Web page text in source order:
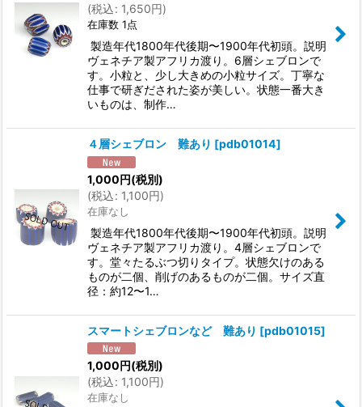
(税込: 1,650円)
在庫数 1点
製造年代1800年代後期〜1900年代初頭。説明
ヴェネチア製アフリカ渡り。6層シェブロンで
す。小粒と、少し大きめの小粒サイズ。丁寧な
仕事で研ぎだされた姿が美しい。状態一番大き
いものは、制作…
４層シェブロン 難あり [pdb01014]
1,000円(税別)
(税込: 1,100円)
在庫なし
製造年代1800年代後期〜1900年代初頭。説明
ヴェネチア製アフリカ渡り。4層シェブロンで
す。堂々たるぶつ切りタイプ。状態欠けのある
ものが二個、削げのあるものが二個。サイズ直
径：約12〜1…
スマートシェブロンなど 難あり [pdb01015]
1,000円(税別)
(税込: 1,100円)
在庫なし